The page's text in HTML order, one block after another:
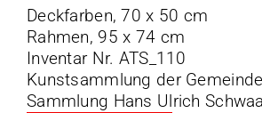
Deckfarben, 70 x 50 cm
Rahmen, 95 x 74 cm
Inventar Nr. ATS_110
Kunstsammlung der
Sammlung Hans Ulrich